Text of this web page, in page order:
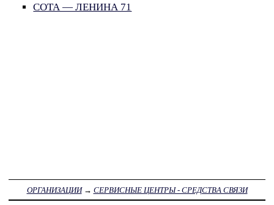
СОТА — ЛЕНИНА 71
ОРГАНИЗАЦИИ→ СЕРВИСНЫЕ ЦЕНТРЫ - СРЕДСТВА СВЯЗИ